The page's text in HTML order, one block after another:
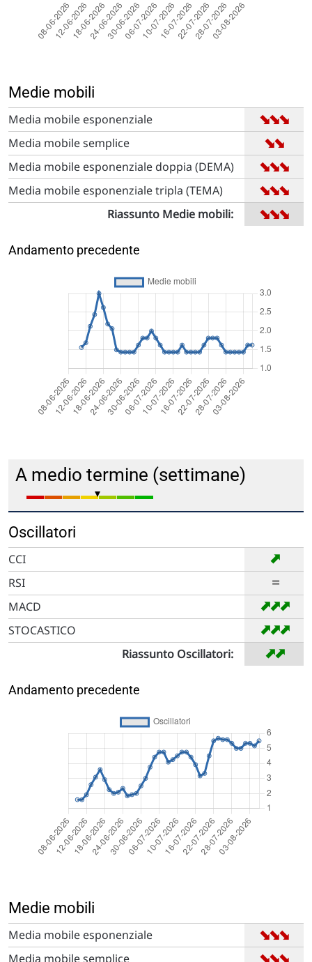
Medie mobili
Media mobile esponenziale ➡
➡
➡
Media mobile semplice ➡
➡
Media mobile esponenziale doppia (DEMA) ➡
➡
➡
Media mobile esponenziale tripla (TEMA) ➡
➡
➡
Riassunto Medie mobili: ➡
➡
➡
Andamento precedente
A medio termine (settimane)
Oscillatori
CCI ➡
RSI =
MACD ➡
➡
➡
STOCASTICO ➡
➡
➡
Riassunto Oscillatori: ➡
➡
Andamento precedente
Medie mobili
Media mobile esponenziale ➡
➡
➡
Media mobile semplice